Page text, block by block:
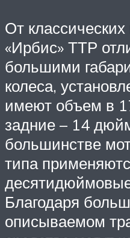
От классических
«Ирбис» ТТР
большими
колеса,
имеют объем в
задние – 14
большинстве
типа
Благодаря
описываемом